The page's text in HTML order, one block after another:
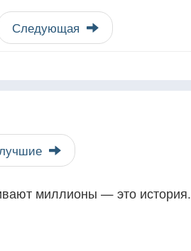
Следующая
миллионы — это история.